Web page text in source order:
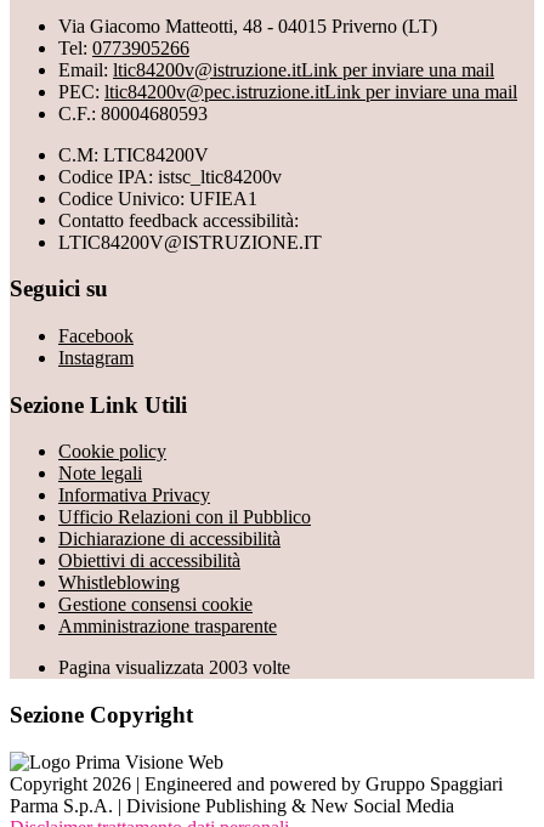
Via Giacomo Matteotti, 48 - 04015 Priverno (LT)
Tel: 0773905266
Email: ltic84200v@istruzione.itLink per inviare una mail
PEC: ltic84200v@pec.istruzione.itLink per inviare una mail
C.F.: 80004680593
C.M: LTIC84200V
Codice IPA: istsc_ltic84200v
Codice Univico: UFIEA1
Contatto feedback accessibilità:
LTIC84200V@ISTRUZIONE.IT
Seguici su
Facebook
Instagram
Sezione Link Utili
Cookie policy
Note legali
Informativa Privacy
Ufficio Relazioni con il Pubblico
Dichiarazione di accessibilità
Obiettivi di accessibilità
Whistleblowing
Gestione consensi cookie
Amministrazione trasparente
Pagina visualizzata 2003 volte
Sezione Copyright
Copyright 2026 | Engineered and powered by Gruppo Spaggiari
Parma S.p.A. | Divisione Publishing & New Social Media